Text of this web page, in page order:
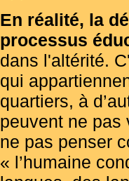
En réalité, la
processus
dans l'altérité.
qui
quartiers, à
peuvent ne pas
ne pas penser
« l’humaine